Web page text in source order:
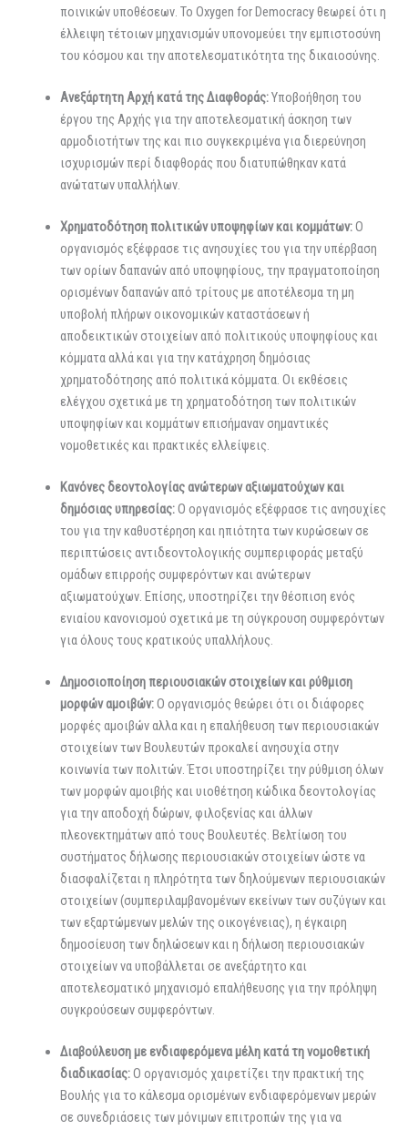
ποινικών υποθέσεων. Το Oxygen for Democracy θεωρεί ότι η
έλλειψη τέτοιων μηχανισμών υπονομεύει την εμπιστοσύνη
του κόσμου και την αποτελεσματικότητα της δικαιοσύνης.
Ανεξάρτητη Αρχή κατά της Διαφθοράς:Υποβοήθηση του
έργου της Αρχής για την αποτελεσματική άσκηση των
αρμοδιοτήτων της και πιο συγκεκριμένα για διερεύνηση
ισχυρισμών περί διαφθοράς που διατυπώθηκαν κατά
ανώτατων υπαλλήλων.
Χρηματοδότηση πολιτικών υποψηφίων και κομμάτων:Ο
οργανισμός εξέφρασε τις ανησυχίες του για την υπέρβαση
των ορίων δαπανών από υποψηφίους, την πραγματοποίηση
ορισμένων δαπανών από τρίτους με αποτέλεσμα τη μη
υποβολή πλήρων οικονομικών καταστάσεων ή
αποδεικτικών στοιχείων από πολιτικούς υποψηφίους και
κόμματα αλλά και για την κατάχρηση δημόσιας
χρηματοδότησης από πολιτικά κόμματα. Οι εκθέσεις
ελέγχου σχετικά με τη χρηματοδότηση των πολιτικών
υποψηφίων και κομμάτων επισήμαναν σημαντικές
νομοθετικές και πρακτικές ελλείψεις.
Κανόνες δεοντολογίας ανώτερων αξιωματούχων και
δημόσιας υπηρεσίας:O οργανισμός εξέφρασε τις ανησυχίες
του για την καθυστέρηση και ηπιότητα των κυρώσεων σε
περιπτώσεις αντιδεοντολογικής συμπεριφοράς μεταξύ
ομάδων επιρροής συμφερόντων και ανώτερων
αξιωματούχων. Επίσης, υποστηρίζει την θέσπιση ενός
ενιαίου κανονισμού σχετικά με τη σύγκρουση συμφερόντων
για όλους τους κρατικούς υπαλλήλους.
Δημοσιοποίηση περιουσιακών στοιχείων και ρύθμιση
μορφών αμοιβών:Ο οργανισμός θεώρει ότι οι διάφορες
μορφές αμοιβών αλλα και η επαλήθευση των περιουσιακών
στοιχείων των Βουλευτών προκαλεί ανησυχία στην
κοινωνία των πολιτών. Έτσι υποστηρίζει την ρύθμιση όλων
των μορφών αμοιβής και υιοθέτηση κώδικα δεοντολογίας
για την αποδοχή δώρων, φιλοξενίας και άλλων
πλεονεκτημάτων από τους Βουλευτές. Βελτίωση του
συστήματος δήλωσης περιουσιακών στοιχείων ώστε να
διασφαλίζεται η πληρότητα των δηλούμενων περιουσιακών
στοιχείων (συμπεριλαμβανομένων εκείνων των συζύγων και
των εξαρτώμενων μελών της οικογένειας), η έγκαιρη
δημοσίευση των δηλώσεων και η δήλωση περιουσιακών
στοιχείων να υποβάλλεται σε ανεξάρτητο και
αποτελεσματικό μηχανισμό επαλήθευσης για την πρόληψη
συγκρούσεων συμφερόντων.
Διαβούλευση με ενδιαφερόμενα μέλη κατά τη νομοθετική
διαδικασίας:Ο οργανισμός χαιρετίζει την πρακτική της
Βουλής για το κάλεσμα ορισμένων ενδιαφερόμενων μερών
σε συνεδριάσεις των μόνιμων επιτροπών της για να